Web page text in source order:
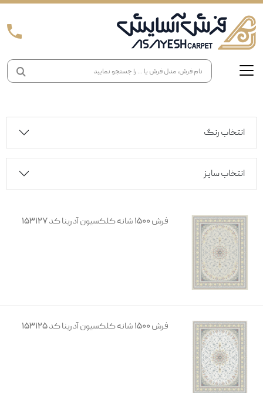
انتخاب رنگ
انتخاب سایز
فرش 1500 شانه کلکسیون آدرینا کد 153127
فرش 1500 شانه کلکسیون آدرینا کد 153125